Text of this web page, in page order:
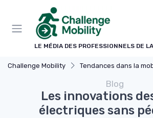
LE MÉDIA DES PROFESSIONNELS DE
Challenge Mobility Tendances dans la
Blog
Les innovations
électriques sans
Panneau de gestion des cookies